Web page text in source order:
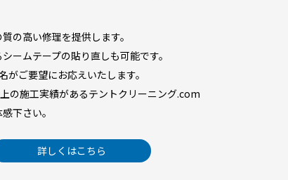
の高い修理を提供します。
ームテープの貼り直しも可能です。
がご要望にお応えいたします。
の施工実績があるテントクリーニング.com
下さい。
詳しくはこちら